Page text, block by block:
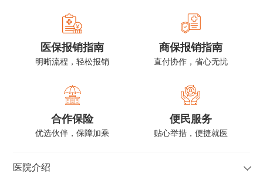
医保报销指南
明晰流程，轻松报销
商保报销指南
直付协作，省心无忧
合作保险
优选伙伴，保障加乘
便民服务
贴心举措，便捷就医
医院介绍